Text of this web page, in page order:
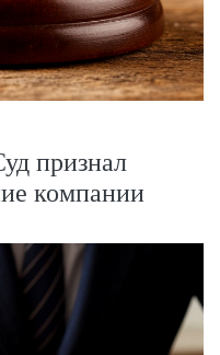
признал
компании